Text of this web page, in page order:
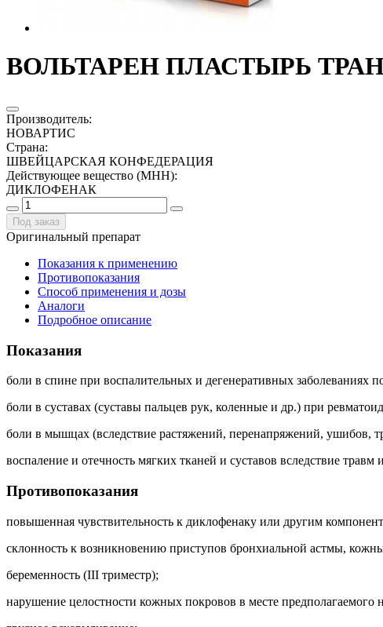
ВОЛЬТАРЕН ПЛАСТЫРЬ
Производитель:
НОВАРТИС
Страна:
ШВЕЙЦАРСКАЯ КОНФЕДЕРАЦИЯ
Действующее вещество (МНН):
ДИКЛОФЕНАК
Под заказ
Оригинальный препарат
Показания к применению
Противопоказания
Способ применения и дозы
Аналоги
Подробное описание
Показания
боли в спине при воспалительных и дегенеративных заболеваниях
боли в суставах (суставы пальцев рук, коленные и др.) при
боли в мышцах (вследствие растяжений, перенапряжений, ушибов,
воспаление и отечность мягких тканей и суставов вследствие
Противопоказания
повышенная чувствительность к диклофенаку или другим
склонность к возникновению приступов бронхиальной астмы,
беременность (III триместр);
нарушение целостности кожных покровов в месте предполагаемого